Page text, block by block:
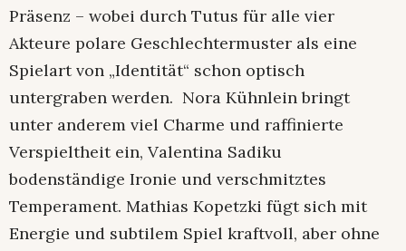
Präsenz – wobei durch Tutus für alle vier
Akteure polare Geschlechtermuster als eine
Spielart von „Identität“ schon optisch
untergraben werden. Nora Kühnlein bringt
unter anderem viel Charme und raffinierte
Verspieltheit ein, Valentina Sadiku
bodenständige Ironie und verschmitztes
Temperament. Mathias Kopetzki fügt sich mit
Energie und subtilem Spiel kraftvoll, aber ohne